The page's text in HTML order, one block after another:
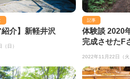
紹介】新軽井沢
日）
記事
体験談 2020
完成させたF
2022年11月22日（火